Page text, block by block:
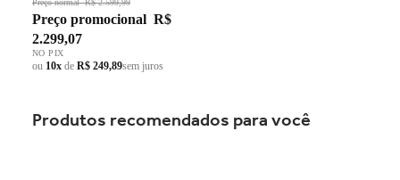
Grade em Ferro Fundido Dupla
Chama Preto Bivolt
Preço normalR$ 2.599,99
Preço promocional R$
2.299,07
NO PIX
ou 10x de R$ 249,89sem juros
Produtos recomendados para você